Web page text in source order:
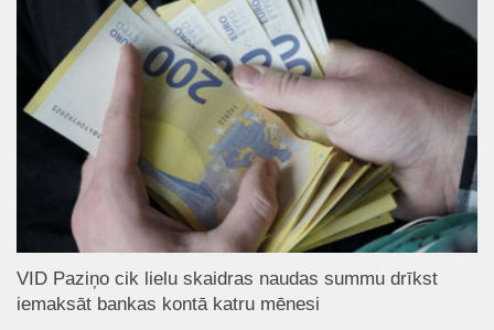
VID Paziņo cik lielu skaidras naudas summu drīkst
iemaksāt bankas kontā katru mēnesi